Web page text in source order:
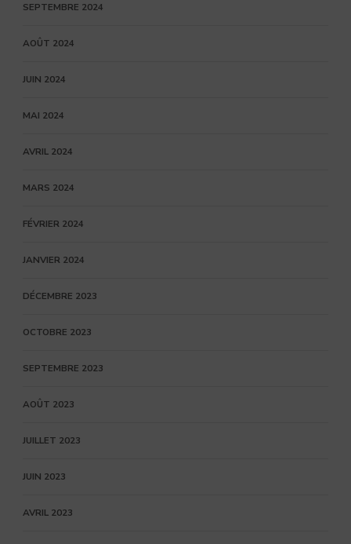
SEPTEMBRE 2024
AOÛT 2024
JUIN 2024
MAI 2024
AVRIL 2024
MARS 2024
FÉVRIER 2024
JANVIER 2024
DÉCEMBRE 2023
OCTOBRE 2023
SEPTEMBRE 2023
AOÛT 2023
JUILLET 2023
JUIN 2023
AVRIL 2023